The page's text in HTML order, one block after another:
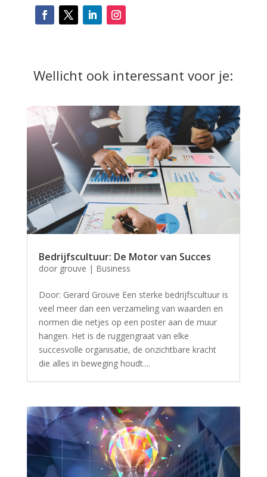
Wellicht ook interessant voor je:
Bedrijfscultuur: De Motor van Succes
door grouve | Business
Door: Gerard Grouve Een sterke bedrijfscultuur is
veel meer dan een verzameling van waarden en
normen die netjes op een poster aan de muur
hangen. Het is de ruggengraat van elke
succesvolle organisatie, de onzichtbare kracht
die alles in beweging houdt....